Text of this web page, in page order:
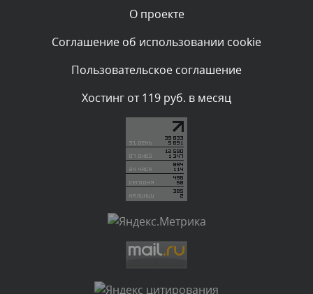
Комментарий проверяется
администратором.
Комментарий проверяется
Текст комментария будет виден после проверки
Комментарий проверяется
Текст комментария будет виден после проверки
администратором.
Текст комментария будет виден после проверки
О проекте
Соглашение об использовании cookie
Пользовательское соглашение
Хостинг от 119 руб. в месяц